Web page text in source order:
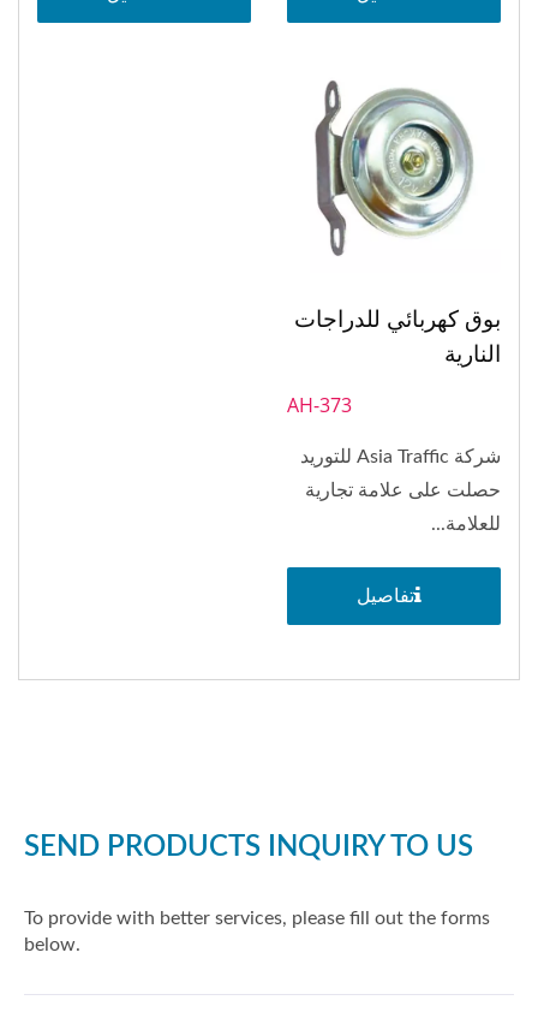
بوق كهربائي للدراجات
النارية
AH-373
شركة Asia Traffic للتوريد
حصلت على علامة تجارية
للعلامة...
تفاصيل